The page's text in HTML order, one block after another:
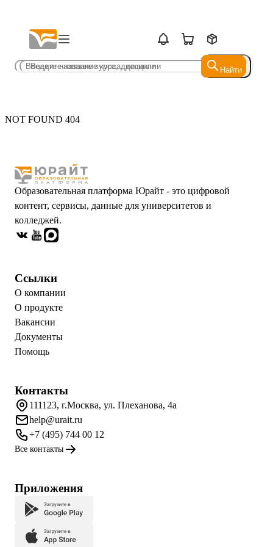
Найти
Найти
NOT FOUND 404
Образовательная платформа Юрайт - это цифровой
контент, сервисы, данные для университетов и
колледжей.
Ссылки
О компании
О продукте
Вакансии
Документы
Помощь
Контакты
111123, г.Москва, ул. Плеханова, 4а
help@urait.ru
+7 (495) 744 00 12
Все контакты
Приложения